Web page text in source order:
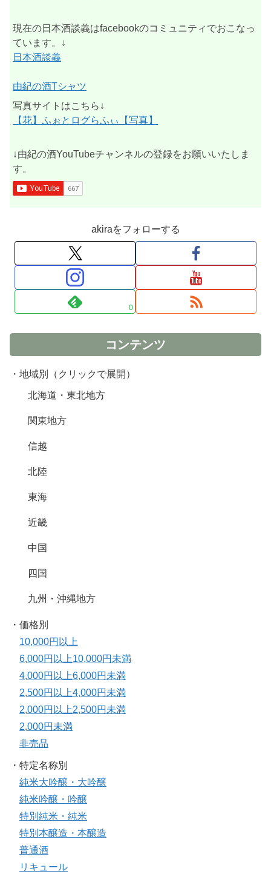
現在の日本酒談義はfacebookのコミュニティでおこなっ
ています。↓
日本酒談義
由紀の酒Tシャツ
写真サイトはこちら↓
【花】ふぉとログらふぃ【写真】
↓由紀の酒YouTubeチャンネルの登録をお願いいたしま
す。
akiraをフォローする
0
コンテンツ
・地域別（クリックで展開）
北海道・東北地方
関東地方
信越
北陸
東海
近畿
中国
四国
九州・沖縄地方
・価格別
10,000円以上
6,000円以上10,000円未満
4,000円以上6,000円未満
2,500円以上4,000円未満
2,000円以上2,500円未満
2,000円未満
非売品
・特定名称別
純米大吟醸・大吟醸
純米吟醸・吟醸
特別純米・純米
特別本醸造・本醸造
普通酒
リキュール